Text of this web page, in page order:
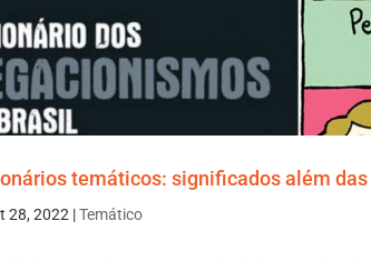
temáticos: significados além
28, 2022 |Temático